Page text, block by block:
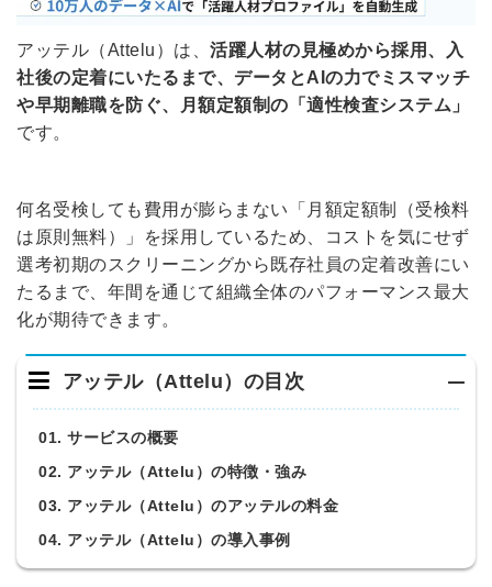
アッテル（Attelu）は、 活躍人材の見極めから採用、入
社後の定着にいたるまで、データとAIの力でミスマッチ
や早期離職を防ぐ、月額定額制の「適性検査システム」
です。
何名受検しても費用が膨らまない「月額定額制（受検料
は原則無料）」を採用しているため、コストを気にせず
選考初期のスクリーニングから既存社員の定着改善にい
たるまで、年間を通じて組織全体のパフォーマンス最大
化が期待できます。
アッテル（Attelu）の目次
01. サービスの概要
02. アッテル（Attelu）の特徴・強み
03. アッテル（Attelu）のアッテルの料金
04. アッテル（Attelu）の導入事例